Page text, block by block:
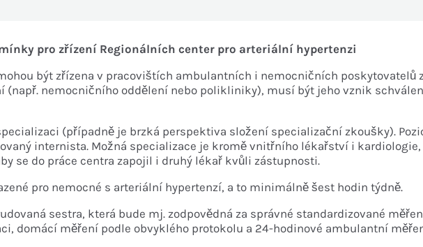
pro zřízení Regionálních center pro arteriální hypertenzi
být zřízena v pracovištích ambulantních i nemocničních poskytovatelů
(např. nemocničního oddělení nebo polikliniky), musí být jeho vznik
(případně je brzká perspektiva složení specializační zkoušky).
internista. Možná specializace je kromě vnitřního lékařství i
se do práce centra zapojil i druhý lékař kvůli zástupnosti.
pro nemocné s arteriální hypertenzí, a to minimálně šest hodin týdně.
sestra, která bude mj. zodpovědná za správné standardizované
domácí měření podle obvyklého protokolu a 24-hodinové ambulantní